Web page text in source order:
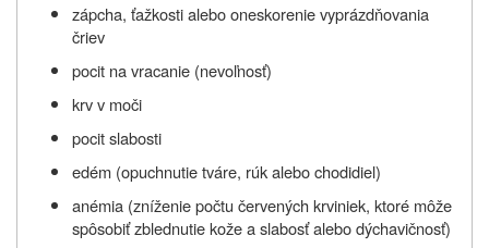
zápcha, ťažkosti alebo oneskorenie vyprázdňovania
čriev
pocit na vracanie (nevoľnosť)
krv v moči
pocit slabosti
edém (opuchnutie tváre, rúk alebo chodidiel)
anémia (zníženie počtu červených krviniek, ktoré môže
spôsobiť zblednutie kože a slabosť alebo dýchavičnosť)